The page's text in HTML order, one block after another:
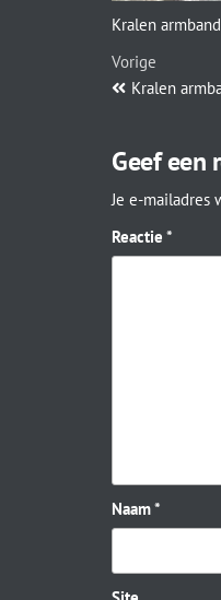
Kralen
Vorige
Kralen
Geef een
Je e-mailadres
Reactie *
Naam*